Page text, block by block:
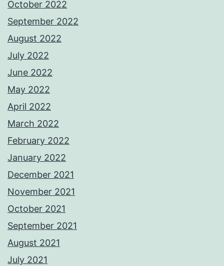
October 2022
September 2022
August 2022
July 2022
June 2022
May 2022
April 2022
March 2022
February 2022
January 2022
December 2021
November 2021
October 2021
September 2021
August 2021
July 2021